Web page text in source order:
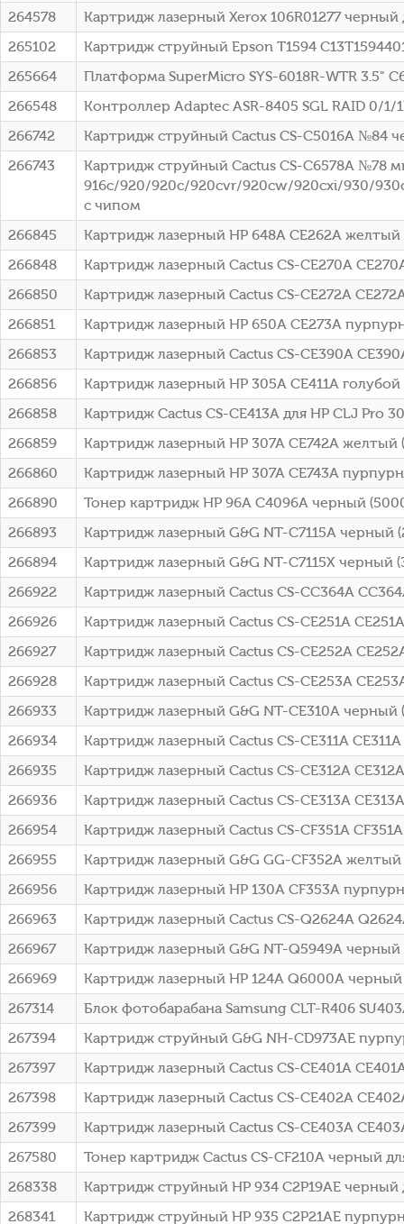
264578
Картридж лазерный Xerox 106R01277 черный
265102
Картридж струйный Epson T1594
265664
Платформа SuperMicro SYS-6018R-WTR 3.5"
266548
Контроллер Adaptec ASR-8405 SGL RAID 0/
266742
Картридж струйный Cactus CS-C5016A №84
266743
Картридж струйный Cactus CS-C6578A №78
916c/920/920c/920cvr/920cw/920cxi/930/
с чипом
266845
Картридж лазерный HP 648A CE262A желтый
266848
Картридж лазерный Cactus CS-CE270A
266850
Картридж лазерный Cactus CS-CE272A
266851
Картридж лазерный HP 650A CE273A
266853
Картридж лазерный Cactus CS-CE390A
266856
Картридж лазерный HP 305A CE411A голубой
266858
Картридж Cactus CS-CE413A для HP CLJ Pro
266859
Картридж лазерный HP 307A CE742A желтый
266860
Картридж лазерный HP 307A CE743A
266890
Тонер картридж HP 96A C4096A черный
266893
Картридж лазерный G&G NT-C7115A черный
266894
Картридж лазерный G&G NT-C7115X черный
266922
Картридж лазерный Cactus CS-CC364A
266926
Картридж лазерный Cactus CS-CE251A
266927
Картридж лазерный Cactus CS-CE252A
266928
Картридж лазерный Cactus CS-CE253A
266933
Картридж лазерный G&G NT-CE310A черный
266934
Картридж лазерный Cactus CS-CE311A
266935
Картридж лазерный Cactus CS-CE312A
266936
Картридж лазерный Cactus CS-CE313A
266954
Картридж лазерный Cactus CS-CF351A
266955
Картридж лазерный G&G GG-CF352A желтый
266956
Картридж лазерный HP 130A CF353A
266963
Картридж лазерный Cactus CS-Q2624A
266967
Картридж лазерный G&G NT-Q5949A черный
266969
Картридж лазерный HP 124A Q6000A
267314
Блок фотобарабана Samsung CLT-R406
267394
Картридж струйный G&G NH-CD973AE
267397
Картридж лазерный Cactus CS-CE401A
267398
Картридж лазерный Cactus CS-CE402A
267399
Картридж лазерный Cactus CS-CE403A
267580
Тонер картридж Cactus CS-CF210A черный
268338
Картридж струйный HP 934 C2P19AE черный
268341
Картридж струйный HP 935 C2P21AE